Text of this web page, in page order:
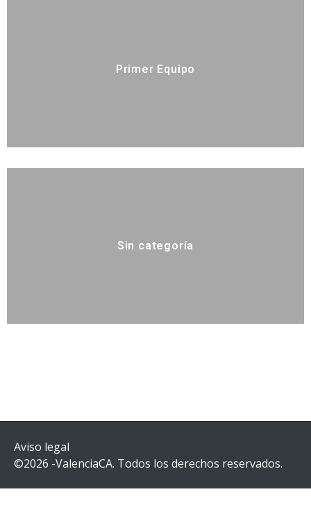
Primer Equipo
Sin categoría
Aviso legal
©2026 -ValenciaCA. Todos los derechos reservados.